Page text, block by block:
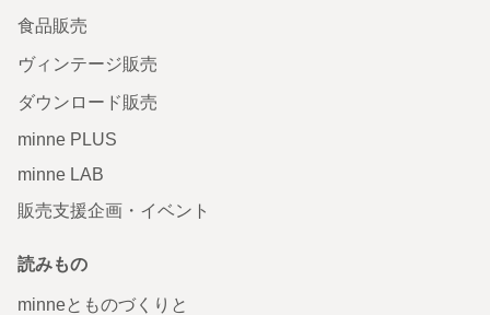
食品販売
ヴィンテージ販売
ダウンロード販売
minne PLUS
minne LAB
販売支援企画・イベント
読みもの
minneとものづくりと